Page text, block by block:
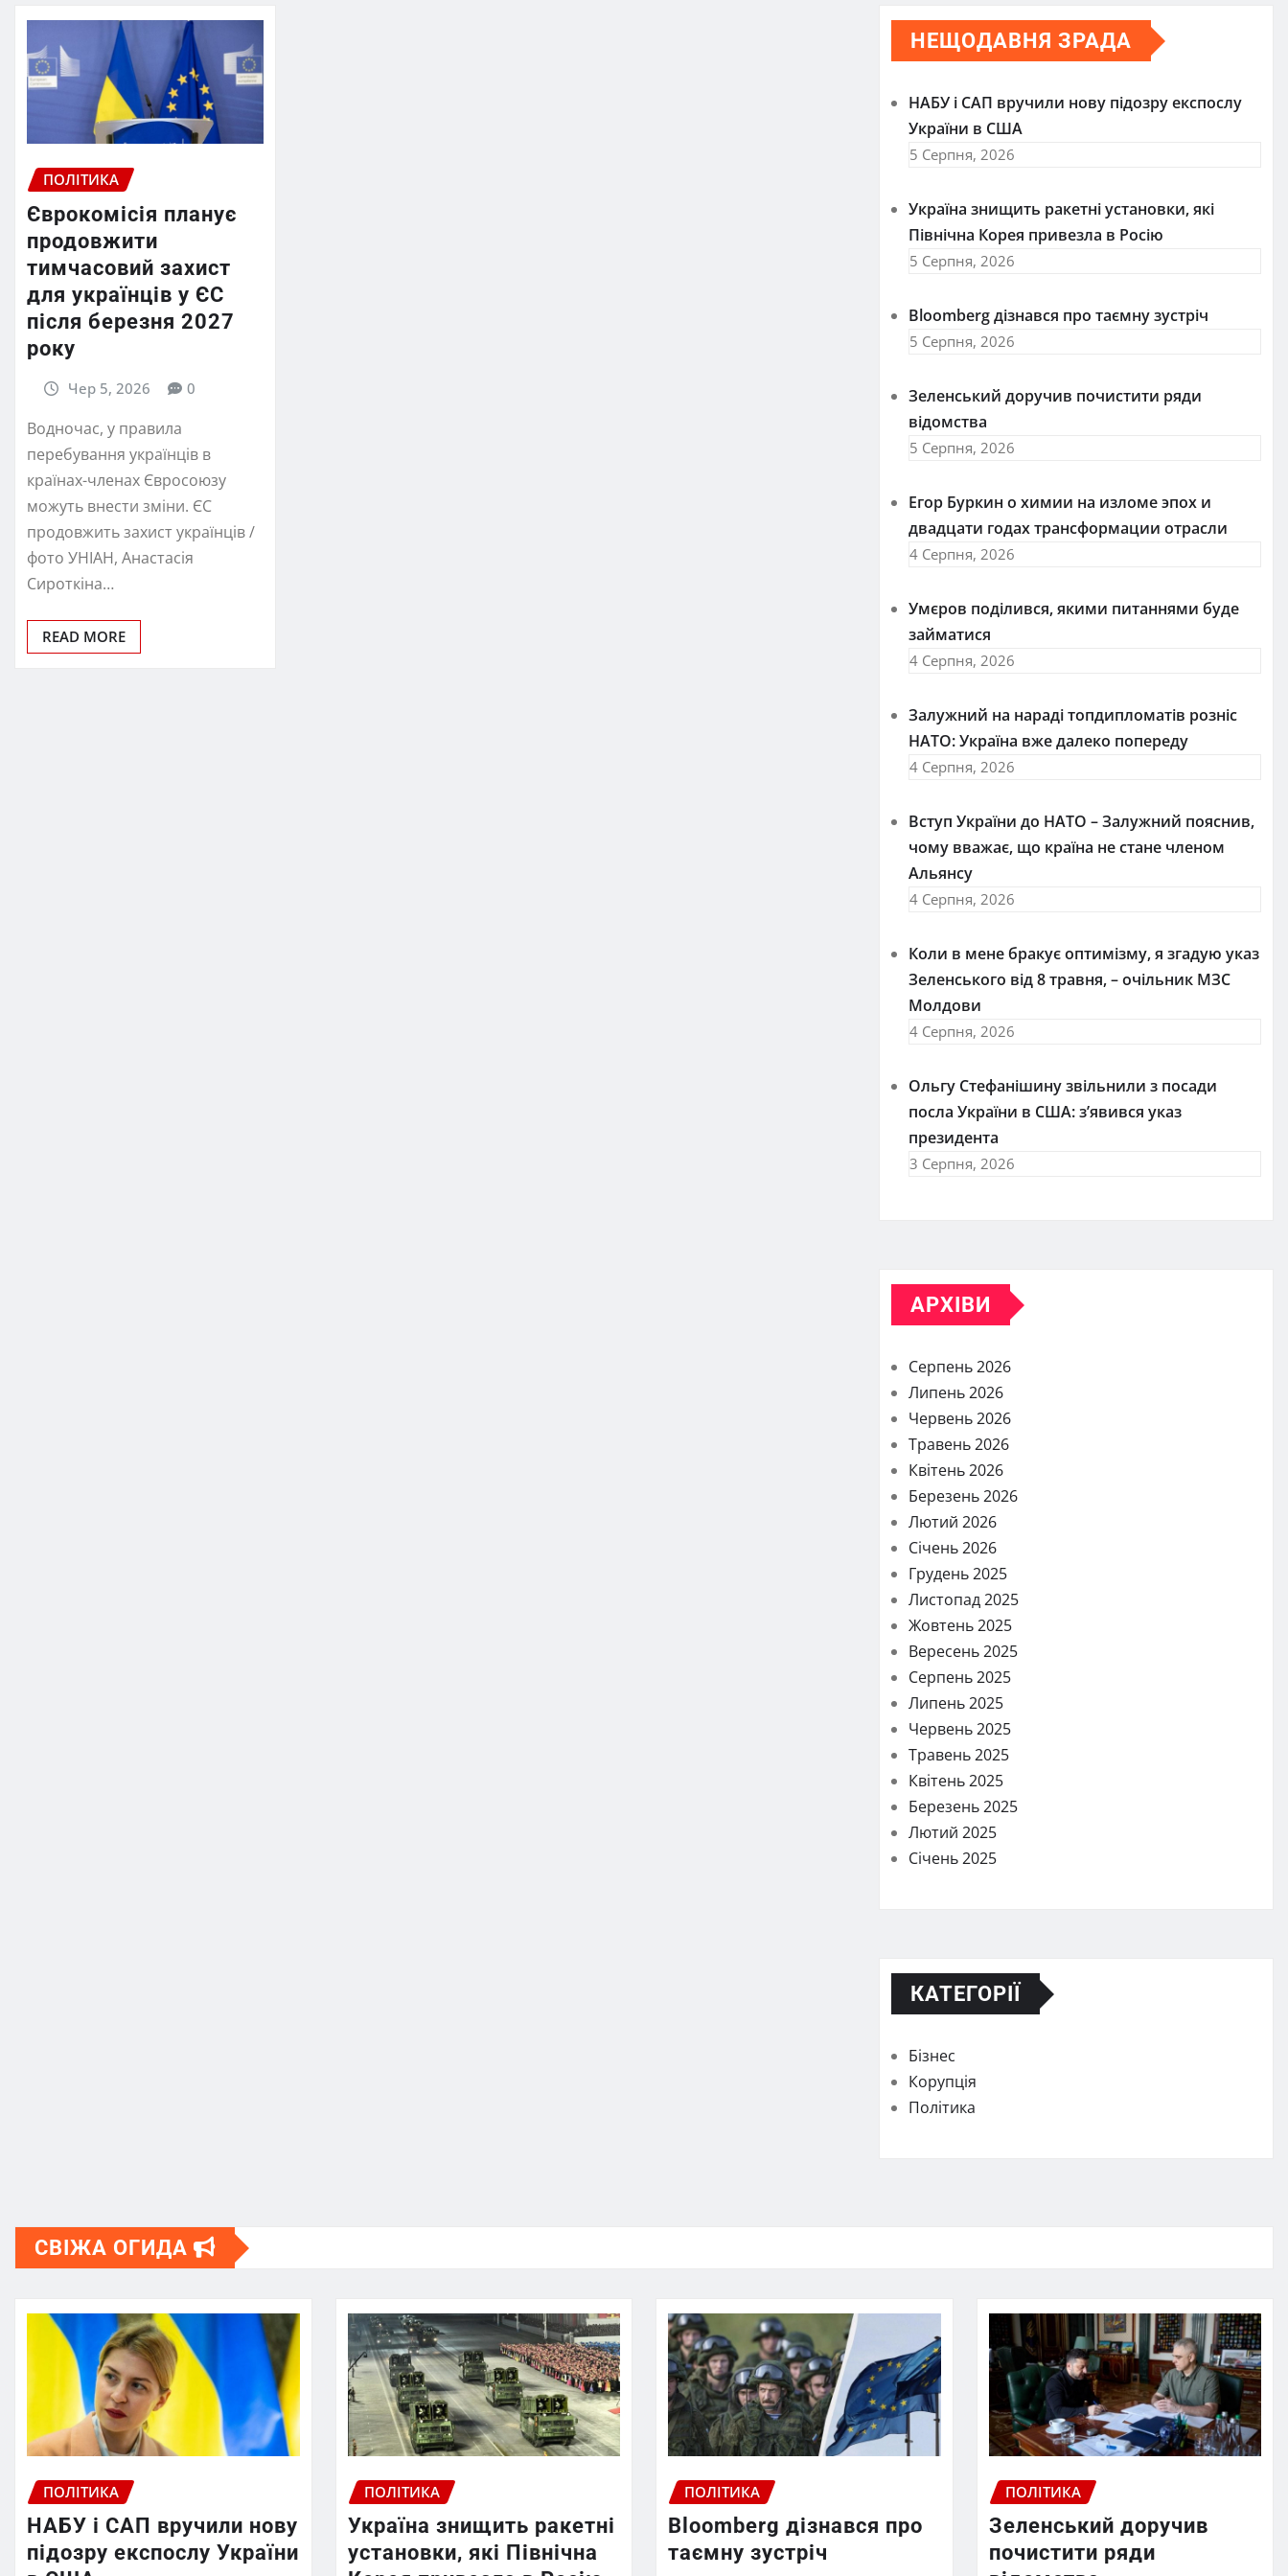
ПОЛІТИКА
Єврокомісія планує
продовжити
тимчасовий захист
для українців у ЄС
після березня 2027
року
Чер 5, 2026 0
Водночас, у правила
перебування українців в
країнах-членах Євросоюзу
можуть внести зміни. ЄС
продовжить захист українців /
фото УНІАН, Анастасія
Сироткіна…
READ MORE
НЕЩОДАВНЯ ЗРАДА
НАБУ і САП вручили нову підозру експослу
України в США
5 Серпня, 2026
Україна знищить ракетні установки, які
Північна Корея привезла в Росію
5 Серпня, 2026
Bloomberg дізнався про таємну зустріч
5 Серпня, 2026
Зеленський доручив почистити ряди
відомства
5 Серпня, 2026
Егор Буркин о химии на изломе эпох и
двадцати годах трансформации отрасли
4 Серпня, 2026
Умєров поділився, якими питаннями буде
займатися
4 Серпня, 2026
Залужний на нараді топдипломатів розніс
НАТО: Україна вже далеко попереду
4 Серпня, 2026
Вступ України до НАТО – Залужний пояснив,
чому вважає, що країна не стане членом
Альянсу
4 Серпня, 2026
Коли в мене бракує оптимізму, я згадую указ
Зеленського від 8 травня, – очільник МЗС
Молдови
4 Серпня, 2026
Ольгу Стефанішину звільнили з посади
посла України в США: з’явився указ
президента
3 Серпня, 2026
АРХІВИ
Серпень 2026
Липень 2026
Червень 2026
Травень 2026
Квітень 2026
Березень 2026
Лютий 2026
Січень 2026
Грудень 2025
Листопад 2025
Жовтень 2025
Вересень 2025
Серпень 2025
Липень 2025
Червень 2025
Травень 2025
Квітень 2025
Березень 2025
Лютий 2025
Січень 2025
КАТЕГОРІЇ
Бізнес
Корупція
Політика
СВІЖА ОГИДА
ПОЛІТИКА
НАБУ і САП вручили нову
підозру експослу України
ПОЛІТИКА
Україна знищить ракетні
установки, які Північна
ПОЛІТИКА
Bloomberg дізнався про
таємну зустріч
ПОЛІТИКА
Зеленський доручив
почистити ряди